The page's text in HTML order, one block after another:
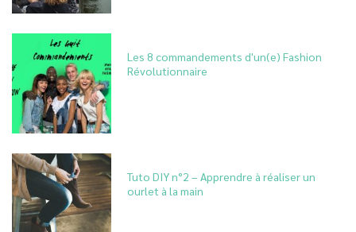
Les 8 commandements d'un(e) Fashion
Révolutionnaire
Tuto DIY n°2 – Apprendre à réaliser un
ourlet à la main